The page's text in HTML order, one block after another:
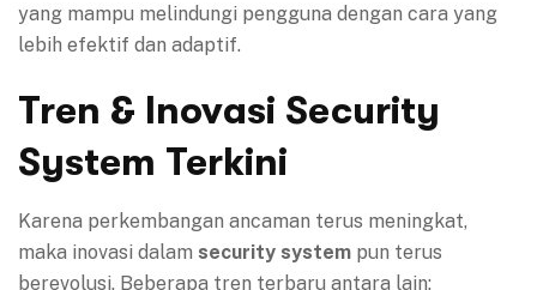
yang mampu melindungi pengguna dengan cara yang
lebih efektif dan adaptif.
Tren & Inovasi Security
System Terkini
Karena perkembangan ancaman terus meningkat,
maka inovasi dalam security system pun terus
berevolusi. Beberapa tren terbaru antara lain: